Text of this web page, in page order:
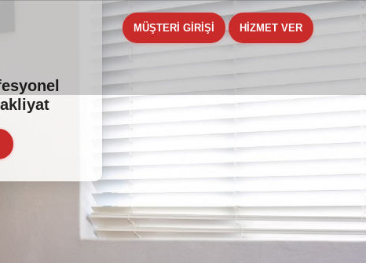
MÜŞTERİ GİRİŞİ HİZMET VER